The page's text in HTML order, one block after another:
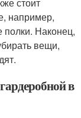
например,
полки. Наконец,
вещи,
в